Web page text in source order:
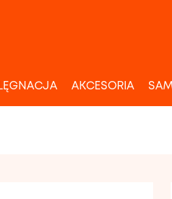
AKCESORIA